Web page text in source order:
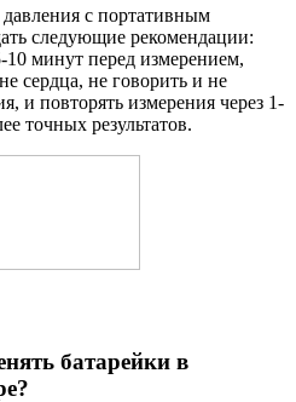
с портативным
следующие рекомендации:
10 минут перед измерением,
сердца, не говорить и не
и повторять измерения через 1-
точных результатов.
батарейки в